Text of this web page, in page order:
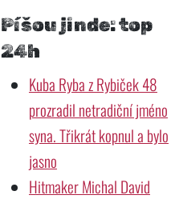
Píšou jinde: top
24h
Kuba Ryba z Rybiček 48
prozradil netradiční jméno
syna. Třikrát kopnul a bylo
jasno
Hitmaker Michal David